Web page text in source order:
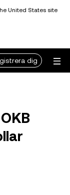
United States site
dig